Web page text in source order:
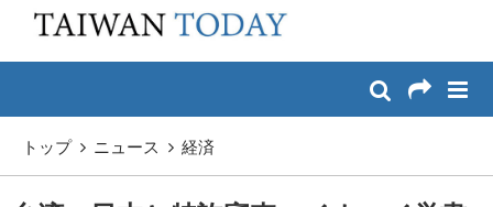
メイン コンテンツへスキップ
トップ ニュース 経済